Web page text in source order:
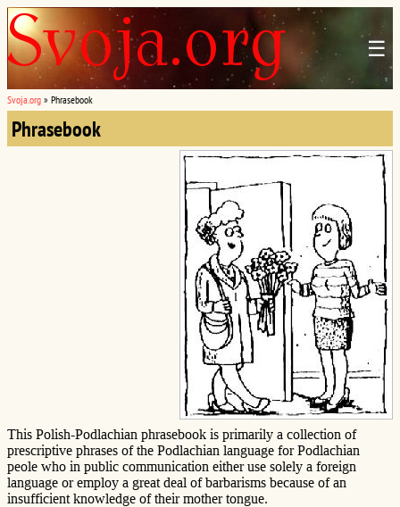
☰
Svoja.org » Phrasebook
Phrasebook
This Polish-Podlachian phrasebook is primarily a collection of
prescriptive phrases of the Podlachian language for Podlachian
peole who in public communication either use solely a foreign
language or employ a great deal of barbarisms because of an
insufficient knowledge of their mother tongue.